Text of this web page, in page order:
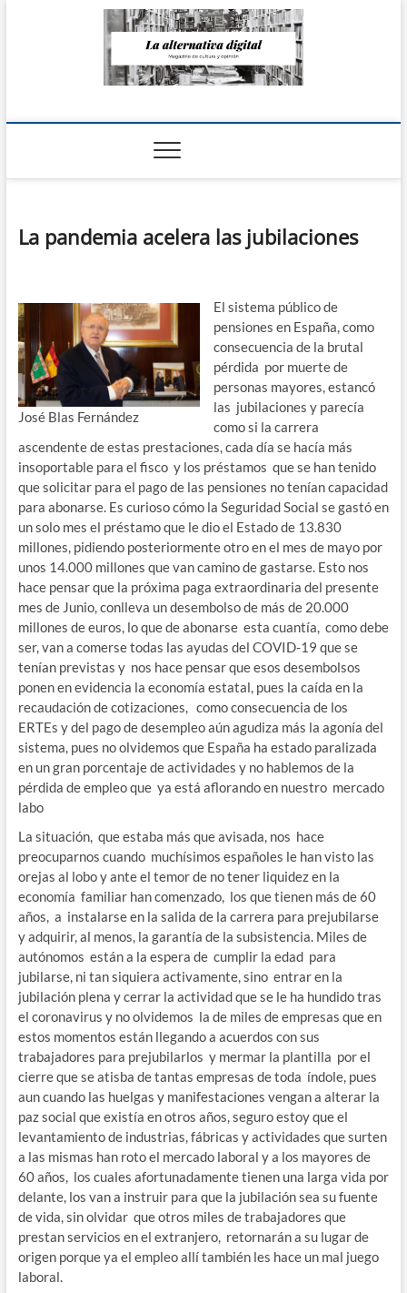
La Alternativa
La pandemia acelera las jubilaciones
José Blas Fernández
El sistema público de
pensiones en España, como
consecuencia de la brutal
pérdida por muerte de
personas mayores, estancó
las jubilaciones y parecía
como si la carrera
ascendente de estas prestaciones, cada día se hacía más
insoportable para el fisco y los préstamos que se han tenido
que solicitar para el pago de las pensiones no tenían capacidad
para abonarse. Es curioso cómo la Seguridad Social se gastó en
un solo mes el préstamo que le dio el Estado de 13.830
millones, pidiendo posteriormente otro en el mes de mayo por
unos 14.000 millones que van camino de gastarse. Esto nos
hace pensar que la próxima paga extraordinaria del presente
mes de Junio, conlleva un desembolso de más de 20.000
millones de euros, lo que de abonarse esta cuantía, como debe
ser, van a comerse todas las ayudas del COVID-19 que se
tenían previstas y nos hace pensar que esos desembolsos
ponen en evidencia la economía estatal, pues la caída en la
recaudación de cotizaciones, como consecuencia de los
ERTEs y del pago de desempleo aún agudiza más la agonía del
sistema, pues no olvidemos que España ha estado paralizada
en un gran porcentaje de actividades y no hablemos de la
pérdida de empleo que ya está aflorando en nuestro mercado
labo
La situación, que estaba más que avisada, nos hace
preocuparnos cuando muchísimos españoles le han visto las
orejas al lobo y ante el temor de no tener liquidez en la
economía familiar han comenzado, los que tienen más de 60
años, a instalarse en la salida de la carrera para prejubilarse
y adquirir, al menos, la garantía de la subsistencia. Miles de
autónomos están a la espera de cumplir la edad para
jubilarse, ni tan siquiera activamente, sino entrar en la
jubilación plena y cerrar la actividad que se le ha hundido tras
el coronavirus y no olvidemos la de miles de empresas que en
estos momentos están llegando a acuerdos con sus
trabajadores para prejubilarlos y mermar la plantilla por el
cierre que se atisba de tantas empresas de toda índole, pues
aun cuando las huelgas y manifestaciones vengan a alterar la
paz social que existía en otros años, seguro estoy que el
levantamiento de industrias, fábricas y actividades que surten
a las mismas han roto el mercado laboral y a los mayores de
60 años, los cuales afortunadamente tienen una larga vida por
delante, los van a instruir para que la jubilación sea su fuente
de vida, sin olvidar que otros miles de trabajadores que
prestan servicios en el extranjero, retornarán a su lugar de
origen porque ya el empleo allí también les hace un mal juego
laboral.